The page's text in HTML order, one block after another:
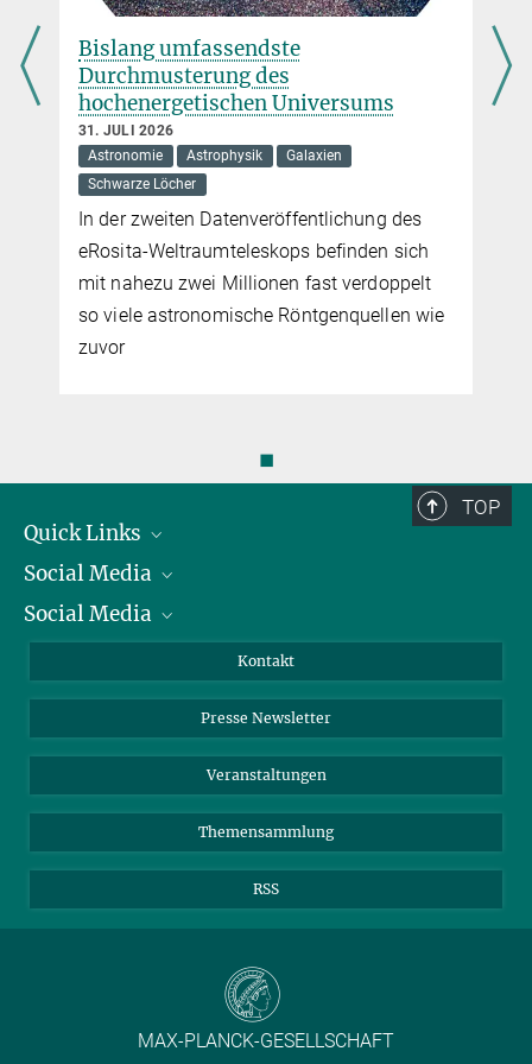
Ein neuer Planet im Beta-Pictoris-
System
17. JULI 2026
Astronomie
Nach mehr als zehn Jahren Versteckspiel
entdecken Forschende einen der leichtesten
Planeten, der jemals direkt abgebildet
werden konnte
◼
TOP
Quick Links
Präsident
Zahlen und Fakten
Social Media
Bluesky
TikTok
Social Media
Instagram
YouTube
Kontakt
Presse Newsletter
Veranstaltungen
Themensammlung
RSS
MAX-PLANCK-GESELLSCHAFT